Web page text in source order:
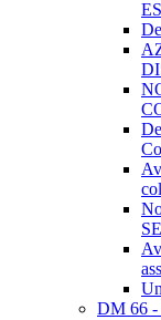
DM 66 -